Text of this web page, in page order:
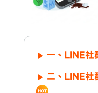
一、LINE社
二、LINE社